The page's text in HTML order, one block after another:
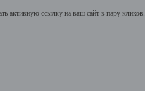
активную ссылку на ваш сайт в пару кликов.